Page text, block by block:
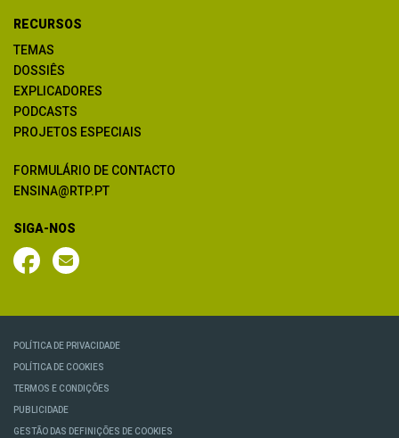
RECURSOS
TEMAS
DOSSIÊS
EXPLICADORES
PODCASTS
PROJETOS ESPECIAIS
FORMULÁRIO DE CONTACTO
ENSINA@RTP.PT
SIGA-NOS
POLÍTICA DE PRIVACIDADE
POLÍTICA DE COOKIES
TERMOS E CONDIÇÕES
PUBLICIDADE
GESTÃO DAS DEFINIÇÕES DE COOKIES